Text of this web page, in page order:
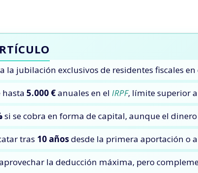
jubilación exclusivos de residentes fiscales en
hasta 5.000 €anuales en el IRPF, límite superior
si se cobra en forma de capital, aunque el
tras 10 añosdesde la primera aportación o
la deducción máxima, pero